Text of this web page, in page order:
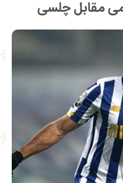
مقابل چلسی